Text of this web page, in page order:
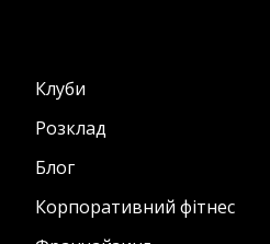
Клуби
Розклад
Блог
Корпоративний фітнес